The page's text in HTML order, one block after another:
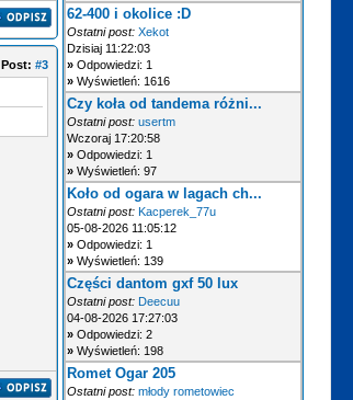
Post:#3
62-400 i okolice :D
Ostatni post: Xekot
Dzisiaj 11:22:03
»Odpowiedzi: 1
»Wyświetleń: 1616
Czy koła od tandema różni...
Ostatni post: usertm
Wczoraj 17:20:58
»Odpowiedzi: 1
»Wyświetleń: 97
Koło od ogara w lagach ch...
Ostatni post: Kacperek_77u
05-08-2026 11:05:12
»Odpowiedzi: 1
»Wyświetleń: 139
Części dantom gxf 50 lux
Ostatni post: Deecuu
04-08-2026 17:27:03
»Odpowiedzi: 2
»Wyświetleń: 198
Romet Ogar 205
Ostatni post: młody rometowiec